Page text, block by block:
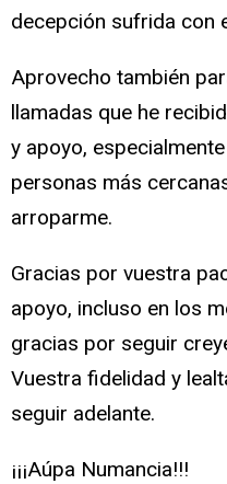
decepción sufrida con
Aprovecho también
llamadas que he
y apoyo,
personas más
arroparme.
Gracias por vuestra
apoyo, incluso en los
gracias por seguir
Vuestra fidelidad y
seguir adelante.
¡¡¡Aúpa Numancia!!!